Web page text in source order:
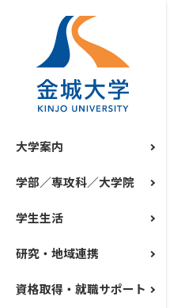
大学案内
学部／専攻科／大学院
学生生活
研究・地域連携
資格取得・就職サポート